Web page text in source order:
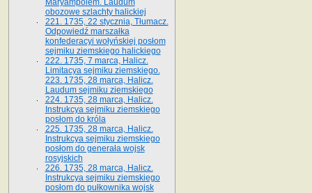
Maryampolem. Laudum
obozowe szlachty halickiej
221. 1735, 22 stycznia, Tłumacz.
Odpowiedź marszałka
konfederacyi wołyńskiej posłom
sejmiku ziemskiego halickiego
222. 1735, 7 marca, Halicz.
Limitacya sejmiku ziemskiego.
223. 1735, 28 marca, Halicz.
Laudum sejmiku ziemskiego
224. 1735, 28 marca, Halicz.
Instrukcya sejmiku ziemskiego
posłom do króla
225. 1735, 28 marca, Halicz.
Instrukcya sejmiku ziemskiego
posłom do generała wojsk
rosyjskich
226. 1735, 28 marca, Halicz.
Instrukcya sejmiku ziemskiego
posłom do pułkownika wojsk